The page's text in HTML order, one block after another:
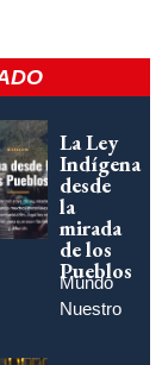
La Ley
Indígena
desde
la
mirada
de los
Pueblos
Mundo
Nuestro